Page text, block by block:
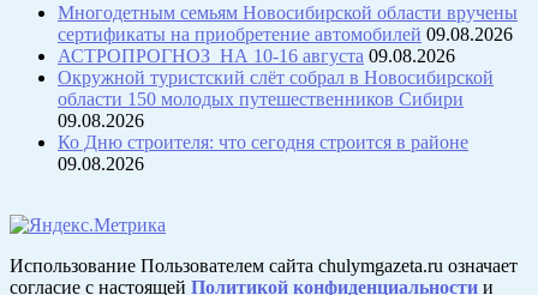
Многодетным семьям Новосибирской области вручены
сертификаты на приобретение автомобилей 09.08.2026
АСТРОПРОГНОЗ НА 10-16 августа 09.08.2026
Окружной туристский слёт собрал в Новосибирской
области 150 молодых путешественников Сибири
09.08.2026
Ко Дню строителя: что сегодня строится в районе
09.08.2026
Использование Пользователем сайта chulymgazeta.ru означает
согласие с настоящей Политикой конфиденциальности и